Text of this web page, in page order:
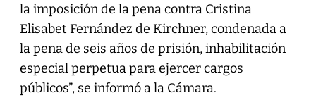
la imposición de la pena contra Cristina
Elisabet Fernández de Kirchner, condenada a
la pena de seis años de prisión, inhabilitación
especial perpetua para ejercer cargos
públicos”, se informó a la Cámara.